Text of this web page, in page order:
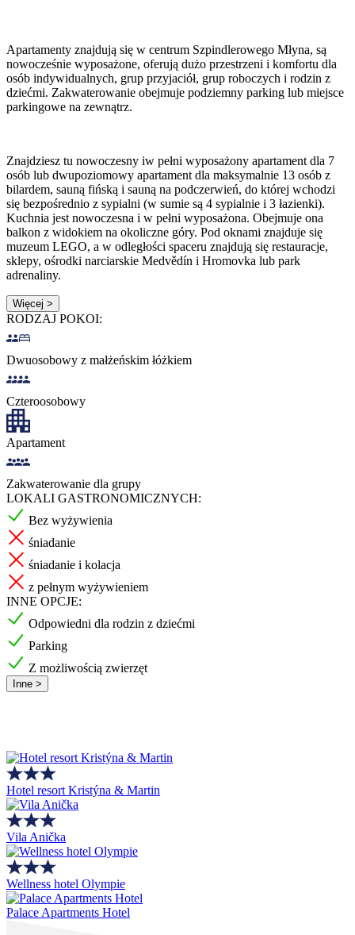
Apartamenty znajdują się w centrum Szpindlerowego Młyna, są
nowocześnie wyposażone, oferują dużo przestrzeni i komfortu dla
osób indywidualnych, grup przyjaciół, grup roboczych i rodzin z
dziećmi. Zakwaterowanie obejmuje podziemny parking lub miejsce
parkingowe na zewnątrz.
Znajdziesz tu nowoczesny iw pełni wyposażony apartament dla 7
osób lub dwupoziomowy apartament dla maksymalnie 13 osób z
bilardem, sauną fińską i sauną na podczerwień, do której wchodzi
się bezpośrednio z sypialni (w sumie są 4 sypialnie i 3 łazienki).
Kuchnia jest nowoczesna i w pełni wyposażona. Obejmuje ona
balkon z widokiem na okoliczne góry. Pod oknami znajduje się
muzeum LEGO, a w odległości spaceru znajdują się restauracje,
sklepy, ośrodki narciarskie Medvědín i Hromovka lub park
adrenaliny.
Więcej >
RODZAJ POKOI:
Dwuosobowy z małżeńskim łóżkiem
Czteroosobowy
Apartament
Zakwaterowanie dla grupy
LOKALI GASTRONOMICZNYCH:
Bez wyżywienia
śniadanie
śniadanie i kolacja
z pełnym wyżywieniem
INNE OPCJE:
Odpowiedni dla rodzin z dziećmi
Parking
Z możliwością zwierzęt
Inne >
Hotel resort Kristýna & Martin
Vila Anička
Wellness hotel Olympie
Palace Apartments Hotel